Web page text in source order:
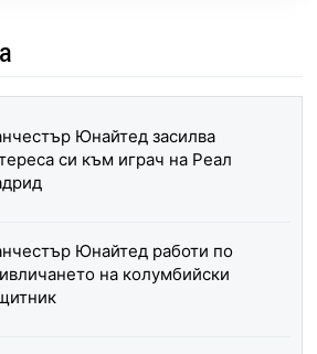
Юнайтед засилва
си към играч на Реал
Юнайтед работи по
на колумбийски